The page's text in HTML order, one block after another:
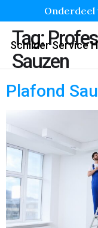
Onderdeel
Schilder Service
Tag:
Sauzen
Plafond